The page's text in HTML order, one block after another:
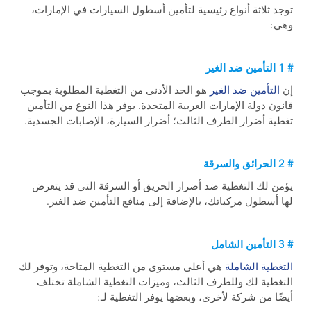
توجد ثلاثة أنواع رئيسية لتأمين أسطول السيارات في الإمارات،
وهي:
# 1 التأمين ضد الغير
إن التأمين ضد الغير هو الحد الأدنى من التغطية المطلوبة بموجب
قانون دولة الإمارات العربية المتحدة. يوفر هذا النوع من التأمين
تغطية أضرار الطرف الثالث؛ أضرار السيارة، الإصابات الجسدية.
# 2 الحرائق والسرقة
يؤمن لك التغطية ضد أضرار الحريق أو السرقة التي قد يتعرض
لها أسطول مركباتك، بالإضافة إلى منافع التأمين ضد الغير.
# 3 التأمين الشامل
التغطية الشاملة هي أعلى مستوى من التغطية المتاحة، وتوفر لك
التغطية لك وللطرف الثالث، وميزات التغطية الشاملة تختلف
أيضًا من شركة لأخرى، وبعضها يوفر التغطية لـ: